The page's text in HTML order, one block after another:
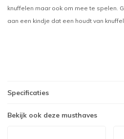
knuffelen maar ook om mee te spelen.
aan een kindje dat een houdt van
Specificaties
Bekijk ook deze musthaves